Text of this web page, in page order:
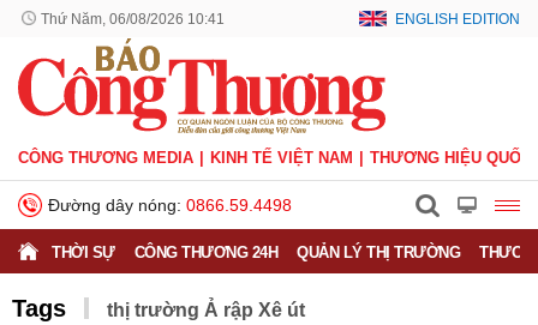
Thứ Năm, 06/08/2026 10:41 ENGLISH EDITION
CÔNG THƯƠNG MEDIA KINH TẾ VIỆT NAM THƯƠNG HIỆU QUỐC
Đường dây nóng: 0866.59.4498
THỜI SỰ CÔNG THƯƠNG 24H QUẢN LÝ THỊ TRƯỜNG
Tags thị trường Ả rập Xê út